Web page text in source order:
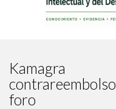
Kamagra
contrareembolso
foro